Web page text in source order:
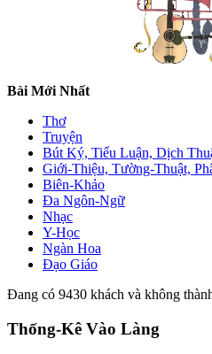
Bài Mới Nhất
Thơ
Truyện
Bút Ký, Tiểu Luận, Dịch
Giới-Thiệu, Tường-Thuật,
Biên-Khảo
Đa Ngôn-Ngữ
Nhạc
Y-Học
Ngàn Hoa
Đạo Giáo
Đang có 9430 khách và không
Thống-Kê Vào Làng